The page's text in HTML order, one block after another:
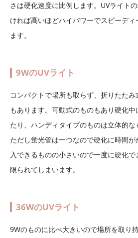
さは硬化速度に比例します。UVライト
ければ高いほどハイパワーでスピーデ
ます。
9WのUVライト
コンパクトで場所も取らず、折りたた
もあります。可動式のものもあり硬化
たり、ハンディタイプのものは立体的な
ただし蛍光管は一つなので硬化に時間
入できるものの小さいので一度に硬化
限られてしまいます。
36WのUVライト
9Wのものに比べ大きいので場所を取り